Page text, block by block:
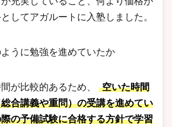
してアガルートに入塾しました。
うに勉強を進めていたか
が比較的あるため、
空いた時間
合講義や重問）の受講を進めてい
の予備試験に合格する方針で学習